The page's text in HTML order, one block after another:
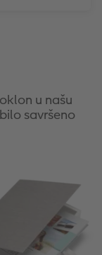
u našu
savršeno